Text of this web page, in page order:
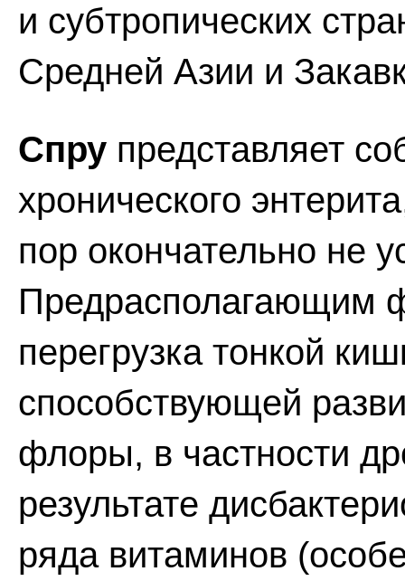
и субтропических
Средней Азии и
Спру представляет
хронического
пор окончательно не
Предрасполагающим
перегрузка тонкой
способствующей
флоры, в частности
результате
ряда витаминов